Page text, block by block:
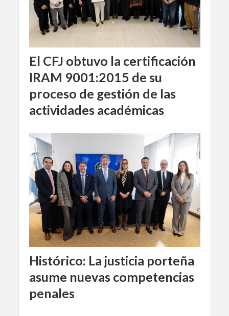
El CFJ obtuvo la certificación
IRAM 9001:2015 de su
proceso de gestión de las
actividades académicas
Histórico: La justicia porteña
asume nuevas competencias
penales